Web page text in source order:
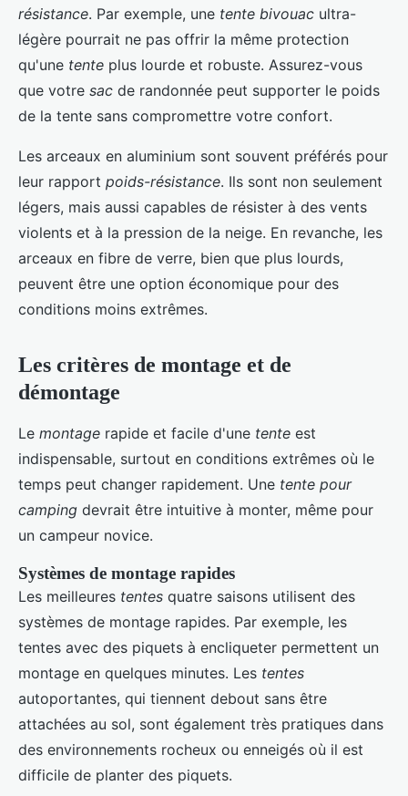
résistance. Par exemple, une tente bivouac ultra-
légère pourrait ne pas offrir la même protection
qu'une tente plus lourde et robuste. Assurez-vous
que votre sac de randonnée peut supporter le poids
de la tente sans compromettre votre confort.
Les arceaux en aluminium sont souvent préférés pour
leur rapport poids-résistance. Ils sont non seulement
légers, mais aussi capables de résister à des vents
violents et à la pression de la neige. En revanche, les
arceaux en fibre de verre, bien que plus lourds,
peuvent être une option économique pour des
conditions moins extrêmes.
Les critères de montage et de
démontage
Le montage rapide et facile d'une tente est
indispensable, surtout en conditions extrêmes où le
temps peut changer rapidement. Une tente pour
camping devrait être intuitive à monter, même pour
un campeur novice.
Systèmes de montage rapides
Les meilleures tentes quatre saisons utilisent des
systèmes de montage rapides. Par exemple, les
tentes avec des piquets à encliqueter permettent un
montage en quelques minutes. Les tentes
autoportantes, qui tiennent debout sans être
attachées au sol, sont également très pratiques dans
des environnements rocheux ou enneigés où il est
difficile de planter des piquets.